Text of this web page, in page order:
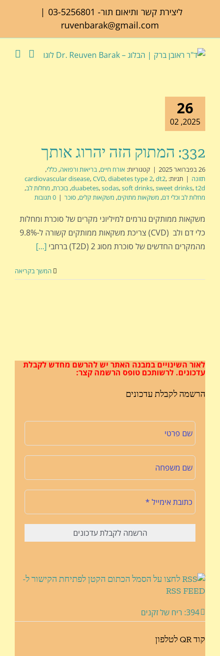
ליצירת קשר ותיאום תור- 03-5256801
|
ruvenbarak@gmail.com
26
2025, 02
332: המתוק הזה יהרוג אותך
26 בפברואר 2025 | קטגוריות: אורח חיים, בריאות ורפואה, כללי,
תזונה | תגיות: cardiovascular disease,CVD,diabetes type 2,dt2,
duabetes,sodas,soft drinks,sweet drinks,t2d
, בוכרת, מחלות לב,
מחלות לב וכלי דם, משקאות מתוקים, משקאות קלים, סוכר | 0 תגובות
משקאות ממותקים גורמים למיליוני מקרים של סוכרת ומחלות
כלי דם ולב (CVD) צריכת משקאות ממותקים קשורה ל-9.8%
מהמקרים החדשים של סוכרת מסוג 2 (T2D) ברחבי
[...]
המשך בקריאה
לאור השינויים במבנה האתריש להרשם מחדש לקבלת
עדכונים. לרשותכם טופס הרשמה קצר:
הרשמה לקבלת עדכונים
לחצו על הסמל הכתום הקטן לפתיחת הקישור ל-
RSS FEED
394: ריח של זקנים
קוד QR לטלפון